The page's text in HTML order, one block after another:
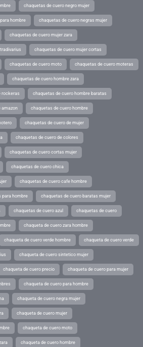
chaquetas de cuero negro mujer
hombre chaquetas de cuero negras mujer
chaquetas de cuero mujer zara
chaquetas de cuero mujer cortas
chaquetas de cuero moto chaquetas de cuero moteras
chaquetas de cuero hombre zara
rockeras chaquetas de cuero hombre baratas
amazon chaquetas de cuero hombre
chaquetas de cuero de mujer
chaquetas de cuero de colores
chaquetas de cuero cortas mujer
chaquetas de cuero chica
chaquetas de cuero cafe hombre
para hombre chaquetas de cuero baratas mujer
chaquetas de cuero azul chaquetas de cuero
chaqueta de cuero zara hombre
chaqueta de cuero verde hombre chaqueta de cuero verde
chaqueta de cuero sintetico mujer
chaqueta de cuero precio chaqueta de cuero para mujer
chaqueta de cuero para hombre
chaqueta de cuero negra mujer
chaqueta de cuero mujer
chaqueta de cuero moto
chaqueta de cuero hombre